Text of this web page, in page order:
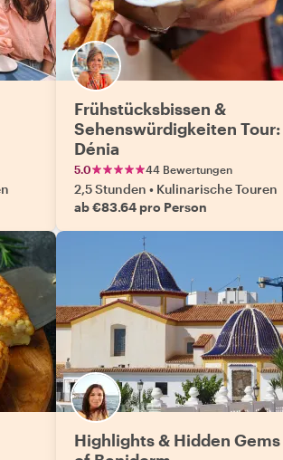
Frühstücksbissen &
Sehenswürdigkeiten Tour:
Dénia
5.0 44 Bewertungen
2,5 Stunden • Kulinarische Touren
ab €83.64 pro Person
Highlights & Hidden Gems